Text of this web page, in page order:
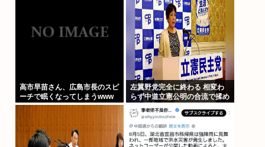
高市早苗さん、広島市長のスピ
ーチで眠くなってしまうwww
左翼野党完全に終わる 相変わ
らず中道立憲公明の合流で揉め